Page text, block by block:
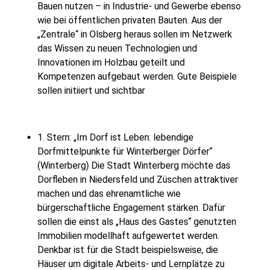
Bauen nutzen – in Industrie- und Gewerbe ebenso
wie bei öffentlichen privaten Bauten. Aus der
„Zentrale“ in Olsberg heraus sollen im Netzwerk
das Wissen zu neuen Technologien und
Innovationen im Holzbau geteilt und
Kompetenzen aufgebaut werden. Gute Beispiele
sollen initiiert und sichtbar
1. Stern: „Im Dorf ist Leben: lebendige
Dorfmittelpunkte für Winterberger Dörfer“
(Winterberg) Die Stadt Winterberg möchte das
Dorfleben in Niedersfeld und Züschen attraktiver
machen und das ehrenamtliche wie
bürgerschaftliche Engagement stärken. Dafür
sollen die einst als „Haus des Gastes“ genutzten
Immobilien modellhaft aufgewertet werden.
Denkbar ist für die Stadt beispielsweise, die
Häuser um digitale Arbeits- und Lernplätze zu